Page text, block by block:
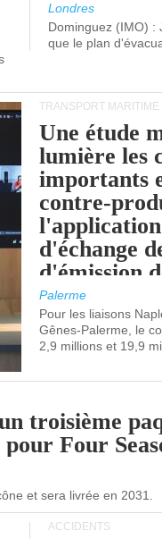
Londres
Dominguez (IMO) :
que le plan
TRANSPORT MARITIME
Une étude
lumière les
importants
contre-
d'échange
d'émission
(SEQE-UE)
maritimes
occidentale.
Palerme
Pour les liaisons
Gênes-Palerme, le
2,9 millions et 19,9
troisième
Four
et sera livrée en 2031.
ACCIDENTS